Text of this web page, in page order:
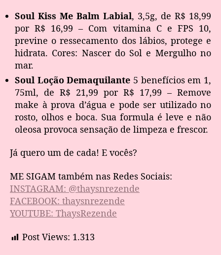
Soul Kiss Me Balm Labial, 3,5g, de R$ 18,99
por R$ 16,99 – Com vitamina C e FPS 10,
previne o ressecamento dos lábios, protege e
hidrata. Cores: Nascer do Sol e Mergulho no
mar.
Soul Loção Demaquilante 5 benefícios em 1,
75ml, de R$ 21,99 por R$ 17,99 – Remove
make à prova d’água e pode ser utilizado no
rosto, olhos e boca. Sua formula é leve e não
oleosa provoca sensação de limpeza e frescor.
Já quero um de cada! E vocês?
ME SIGAM também nas Redes Sociais:
INSTAGRAM: @thaysnrezende
FACEBOOK: thaysnrezende
YOUTUBE: ThaysRezende
Post Views: 1.313